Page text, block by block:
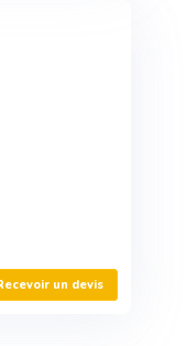
un devis